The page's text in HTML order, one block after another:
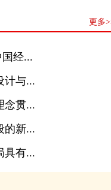
更多
经...
计与...
念贯...
的新...
具有...